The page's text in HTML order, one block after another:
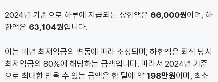
2024년 기준으로 하루에 지급되는 상한액은 66,000원이며, 하
한액은 63,104원입니다.
이는 매년 최저임금의 변동에 따라 조정되며, 하한액은 퇴직 당시
최저임금의 80%에 해당하는 금액입니다. 따라서 2024년 기준
으로 최대한 받을 수 있는 금액은 한 달에 약 198만원이며, 최소